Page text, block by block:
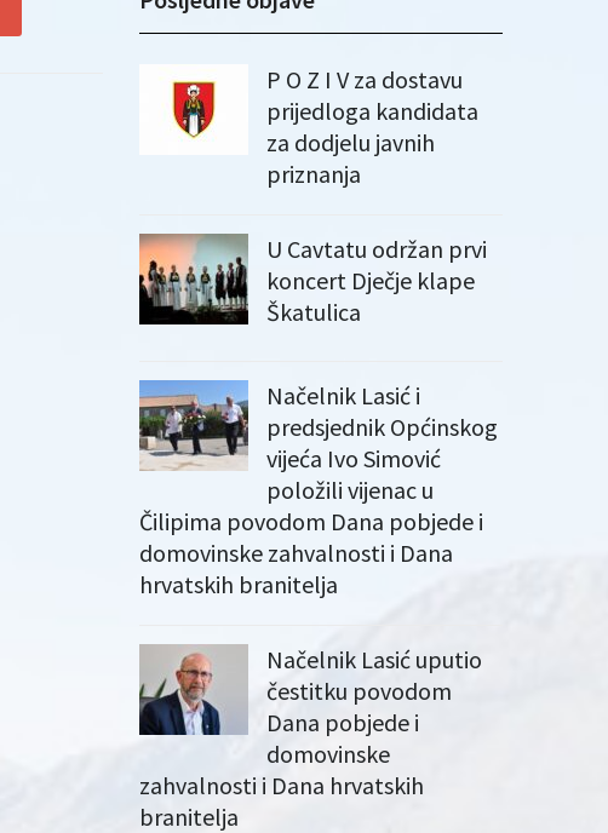
P O Z I V za dostavu
prijedloga kandidata
za dodjelu javnih
priznanja
U Cavtatu održan prvi
koncert Dječje klape
Škatulica
Načelnik Lasić i
predsjednik Općinskog
vijeća Ivo Simović
položili vijenac u
Čilipima povodom Dana pobjede i
domovinske zahvalnosti i Dana
hrvatskih branitelja
Načelnik Lasić uputio
čestitku povodom
Dana pobjede i
domovinske
zahvalnosti i Dana hrvatskih
branitelja